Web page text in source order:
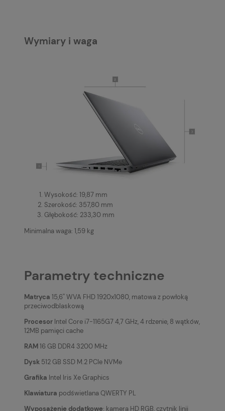
Wymiary i waga
Wysokość: 19,87 mm
Szerokość: 357,80 mm
Głębokość: 233,30 mm
Minimalna waga: 1,59 kg
Parametry techniczne
Matryca 15,6'' WVA FHD 1920x1080, matowa z powłoką
przeciwodblaskową
Procesor Intel Core i7-1165G7 4,7 GHz, 4 rdzenie, 8 wątków,
12MB pamięci cache
RAM16 GB DDR4 3200 MHz
Dysk 512 GB SSD M.2 PCIe NVMe
Grafika Intel Iris Xe Graphics
Klawiatura podświetlana QWERTY PL
Wyposażenie dodatkowe: kamera HD RGB, czytnik linii